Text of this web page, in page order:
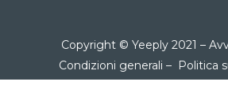
Copyright © Yeeply 2021 –
Condizioni generali – Politica